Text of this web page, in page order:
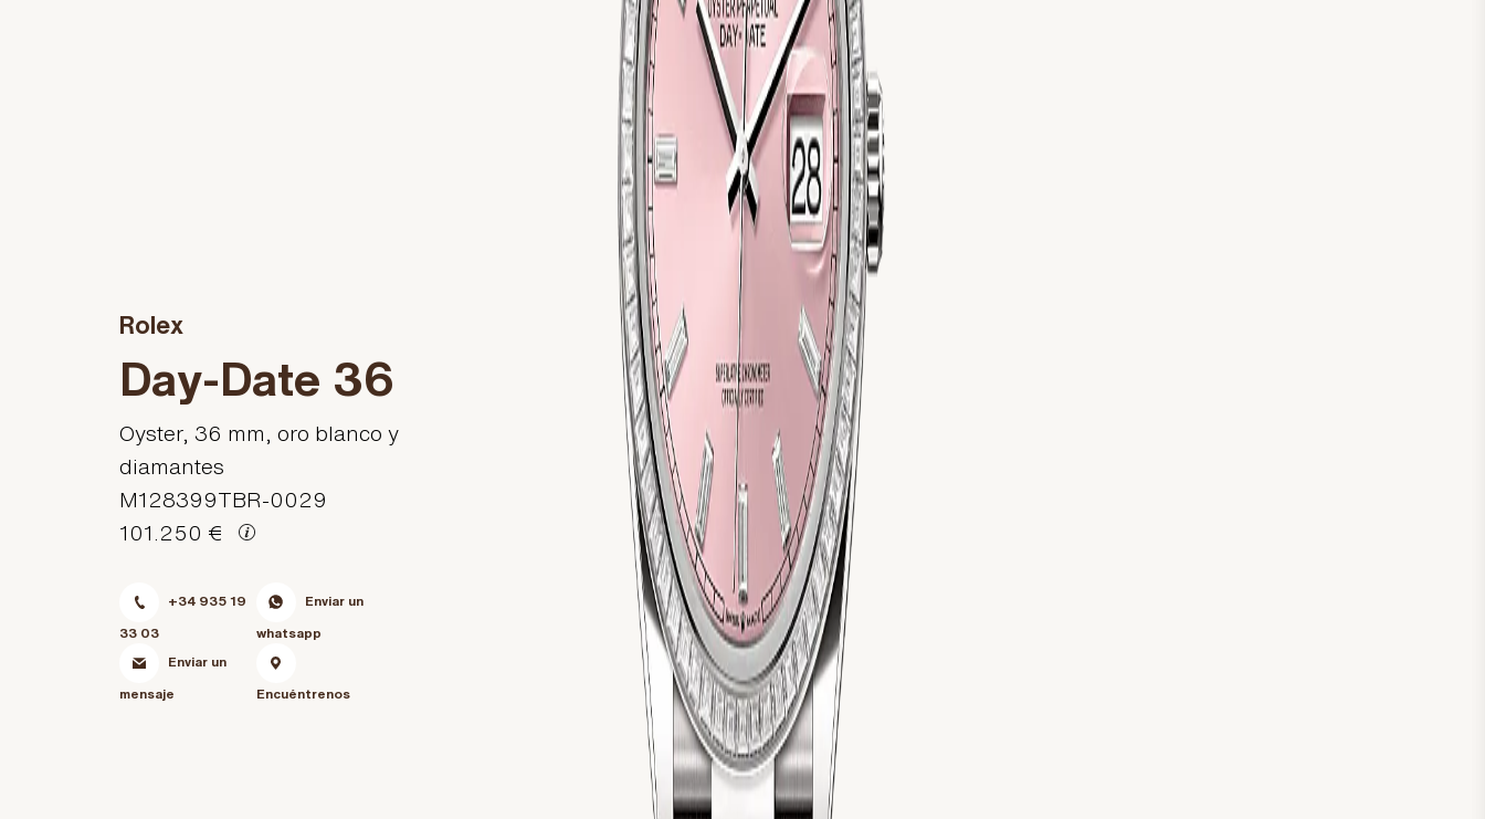
Rolex
Day-Date 36
Oyster, 36 mm, oro blanco y
diamantes
M128399TBR-0029
101.250 €
+34 935 19
33 03
Enviar un
whatsapp
Enviar un
mensaje Encuéntrenos